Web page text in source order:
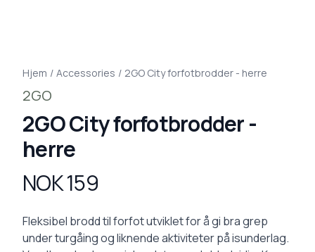
Hjem / Accessories / 2GO City forfotbrodder - herre
2GO
2GO City forfotbrodder -
herre
Produktdetaljer
NOK 159
Description
Fleksibel brodd til forfot utviklet for å gi bra grep
under turgåing og liknende aktiviteter på isunderlag.